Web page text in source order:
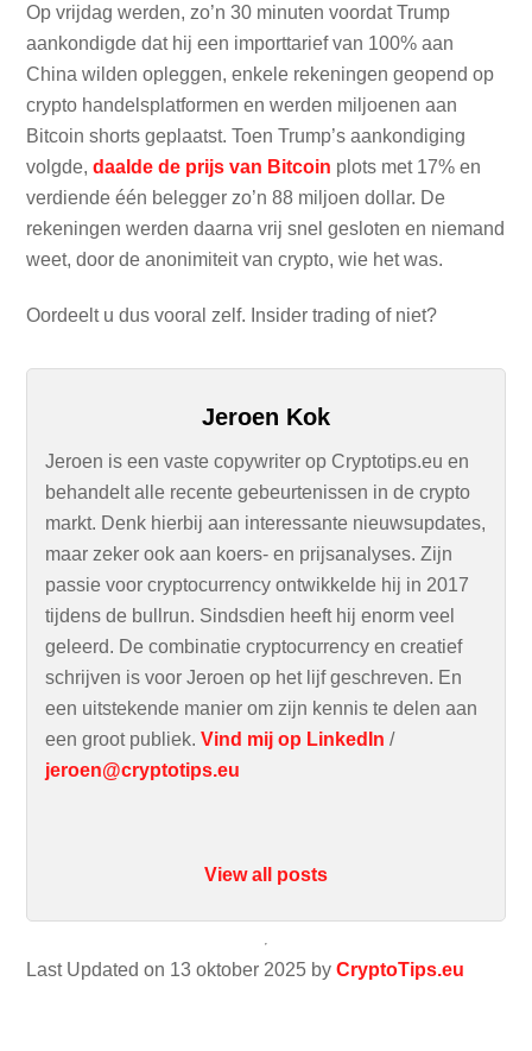
Last Updated on 13 oktober 2025 byCryptoTips.eu
Op vrijdag werden, zo’n 30 minuten voordat Trump
aankondigde dat hij een importtarief van 100% aan
China wilden opleggen, enkele rekeningen geopend op
crypto handelsplatformen en werden miljoenen aan
Bitcoin shorts geplaatst. Toen Trump’s aankondiging
volgde,daalde de prijs van Bitcoin plots met 17% en
verdiende één belegger zo’n 88 miljoen dollar. De
rekeningen werden daarna vrij snel gesloten en niemand
weet, door de anonimiteit van crypto, wie het was.
Oordeelt u dus vooral zelf. Insider trading of niet?
Jeroen Kok
Jeroen is een vaste copywriter op Cryptotips.eu en
behandelt alle recente gebeurtenissen in de crypto
markt. Denk hierbij aan interessante nieuwsupdates,
maar zeker ook aan koers- en prijsanalyses. Zijn
passie voor cryptocurrency ontwikkelde hij in 2017
tijdens de bullrun. Sindsdien heeft hij enorm veel
geleerd. De combinatie cryptocurrency en creatief
schrijven is voor Jeroen op het lijf geschreven. En
een uitstekende manier om zijn kennis te delen aan
een groot publiek.Vind mij op LinkedIn /
jeroen@cryptotips.eu
View all posts